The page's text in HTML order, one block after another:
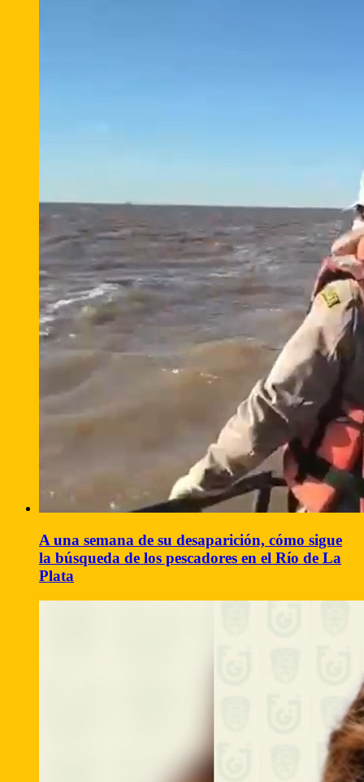
A una semana de su desaparición, cómo sigue
la búsqueda de los pescadores en el Río de La
Plata